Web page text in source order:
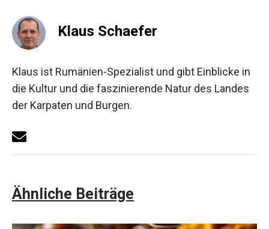
Klaus Schaefer
Klaus ist Rumänien-Spezialist und gibt Einblicke in
die Kultur und die faszinierende Natur des Landes
der Karpaten und Burgen.
Ähnliche Beiträge